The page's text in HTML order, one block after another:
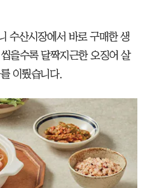
수산시장에서 바로 구매한 생
을수록 달짝지근한 오징어 살
이뤘습니다.